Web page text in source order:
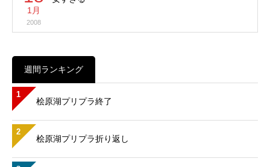
1月
2008
週間ランキング
1
桧原湖プリプラ終了
2
桧原湖プリプラ折り返し